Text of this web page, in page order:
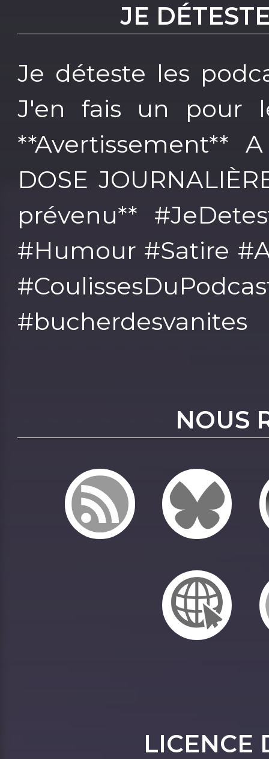
JE
Je déteste les
J'en fais un pour
**Avertissement**
DOSE
prévenu**
#Humour #Satire
#bucherdesvanites
NOUS
LICENCE